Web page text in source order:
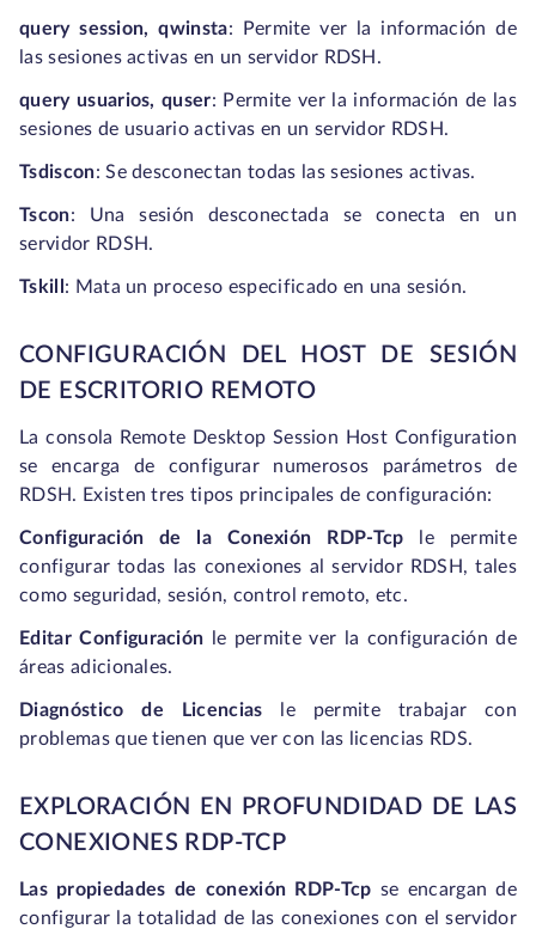
query session, qwinsta:
Permite ver la información de
las sesiones activas en un servidor RDSH.
query usuarios, quser: Permite ver la información de las
sesiones de usuario activas en un servidor RDSH.
Tsdiscon:Se desconectan todas las sesiones activas.
Tscon: Una sesión desconectada se conecta en un
servidor RDSH.
Tskill : Mata un proceso especificado en una sesión.
CONFIGURACIÓN DEL HOST DE SESIÓN
DE ESCRITORIO REMOTO
La consola Remote Desktop Session Host Configuration
se encarga de configurar numerosos parámetros de
RDSH. Existen tres tipos principales de configuración:
Configuración de la Conexión RDP-Tcp
le permite
configurar todas las conexiones al servidor RDSH, tales
como seguridad, sesión, control remoto, etc.
Editar Configuración
le permite ver la configuración de
áreas adicionales.
Diagnóstico de Licencias
le permite trabajar con
problemas que tienen que ver con las licencias RDS.
EXPLORACIÓN EN PROFUNDIDAD DE LAS
CONEXIONES RDP-TCP
Las propiedades de conexión RDP-Tcp se encargan de
configurar la totalidad de las conexiones con el servidor